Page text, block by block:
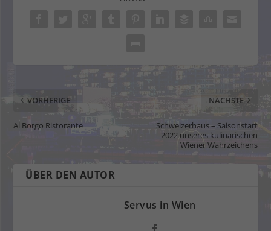
VORHERIGE
Al Borgo Ristorante
NÄCHSTE
Schweizerhaus – Saisonstart
2022 unseres kulinarischen
Wiener Wahrzeichens
ÜBER DEN AUTOR
Servus in Wien